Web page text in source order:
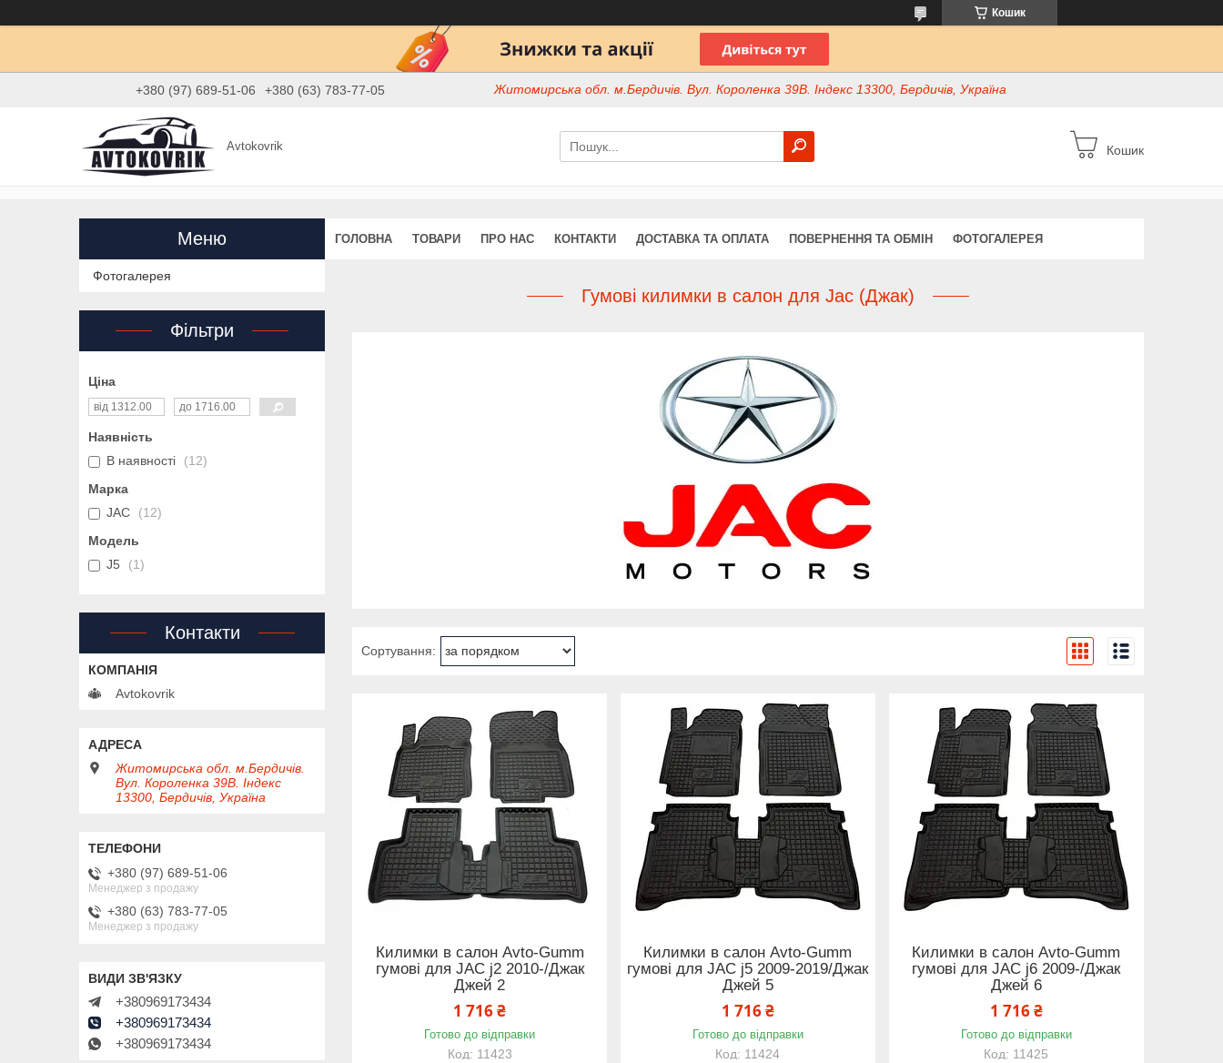
Кошик
+380 (97) 689-51-06 +380 (63) 783-77-05 Житомирська обл. м.Бердичів. Вул. Короленка 39В. Індекс 13300, Бердичів, Україна
Avtokovrik Кошик
ГОЛОВНА ТОВАРИ ПРО НАС КОНТАКТИ ДОСТАВКА ТА ОПЛАТА ПОВЕРНЕННЯ ТА ОБМІН ФОТОГАЛЕРЕЯ
Гумові килимки в салон для Jac (Джак)
Килимки в салон Avto-Gumm
гумові для JAC j2 2010-/Джак
Джей 2
1 716 ₴
Готово до відправки
11423
Килимки в салон Avto-Gumm
гумові для JAC j5 2009-2019/Джак
Джей 5
1 716 ₴
Готово до відправки
11424
Килимки в салон Avto-Gumm
гумові для JAC j6 2009-/Джак
Джей 6
1 716 ₴
Готово до відправки
11425
Фотогалерея
Фільтри
Ціна
Наявність
В наявності
12
Марка
JAC
12
Модель
J5
1
Контакти
Avtokovrik
Житомирська обл. м.Бердичів.
Вул. Короленка 39В. Індекс
13300, Бердичів, Україна
+380 (97) 689-51-06
Менеджер з продажу
+380 (63) 783-77-05
Менеджер з продажу
+380969173434
+380969173434
+380969173434